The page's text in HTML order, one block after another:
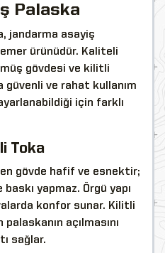
Palaska
jandarma asayiş
ürünüdür. Kaliteli
gövdesi ve kilitli
güvenli ve rahat kullanım
için farklı
Toka
gövde hafif ve esnektir;
yapmaz. Örgü yapı
konfor sunar. Kilitli
açılmasını
sağlar.